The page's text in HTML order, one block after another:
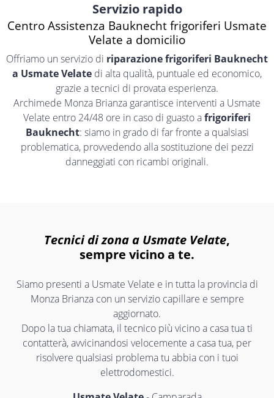
Servizio rapido
Centro Assistenza Bauknecht frigoriferi Usmate
Velate a domicilio
Offriamo un servizio di riparazione frigoriferi Bauknecht
a Usmate Velate di alta qualità, puntuale ed economico,
grazie a tecnici di provata esperienza.
Archimede Monza Brianza garantisce interventi a Usmate
Velate entro 24/48 ore in caso di guasto afrigoriferi
Bauknecht: siamo in grado di far fronte a qualsiasi
problematica, provvedendo alla sostituzione dei pezzi
danneggiati con ricambi originali.
Tecnici di zona a Usmate Velate,
sempre vicino a te.
Siamo presenti a Usmate Velate e in tutta la provincia di
Monza Brianza con un servizio capillare e sempre
aggiornato.
Dopo la tua chiamata, il tecnico più vicino a casa tua ti
contatterà, avvicinandosi velocemente a casa tua, per
risolvere qualsiasi problema tu abbia con i tuoi
elettrodomestici.